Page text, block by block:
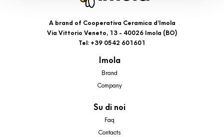
A brand of Cooperativa Ceramica d’Imola
Via Vittorio Veneto, 13 - 40026 Imola (BO)
Tel: +39 0542 601601
Imola
Brand
Company
Su di noi
Faq
Contacts